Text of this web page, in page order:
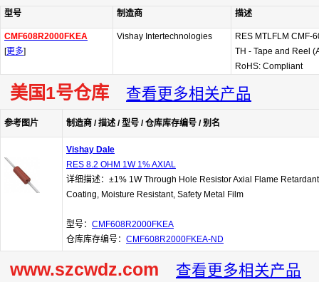
型号 制造商 描述
CMF608R2000FKEA
[更多]
Vishay Intertechnologies
RES MTLFLM CMF-
TH - Tape and Reel
RoHS: Compliant
美国1号仓库 查看更多相关产品
参考图片 制造商 / 描述 / 型号 / 仓库库存编号 / 别名
Vishay Dale
RES 8.2 OHM 1W 1% AXIAL
详细描述：±1% 1W Through Hole Resistor Axial Flame Retardant
Coating, Moisture Resistant, Safety Metal Film
型号： CMF608R2000FKEA
仓库库存编号： CMF608R2000FKEA-ND
www.szcwdz.com 查看更多相关产品